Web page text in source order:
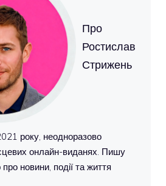
Про
Ростислав
Стрижень
року, неодноразово
онлайн-виданях. Пишу
про новини, події та життя